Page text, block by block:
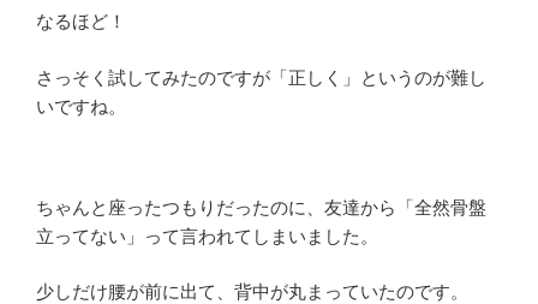
なるほど！
さっそく試してみたのですが「正しく」というのが難し
いですね。
ちゃんと座ったつもりだったのに、友達から「全然骨盤
立ってない」って言われてしまいました。
少しだけ腰が前に出て、背中が丸まっていたのです。